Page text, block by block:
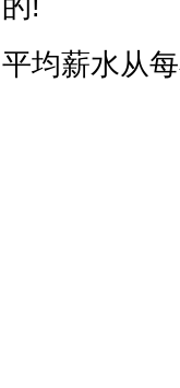
的!
平均薪水从